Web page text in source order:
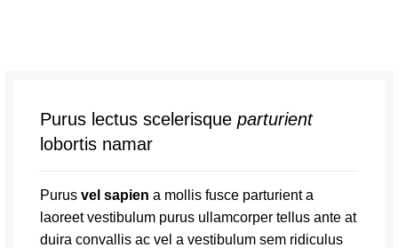
Purus lectus scelerisque parturient
lobortis namar
Purus vel sapien a mollis fusce parturient a
laoreet vestibulum purus ullamcorper tellus ante at
duira convallis ac vel a vestibulum sem ridiculus